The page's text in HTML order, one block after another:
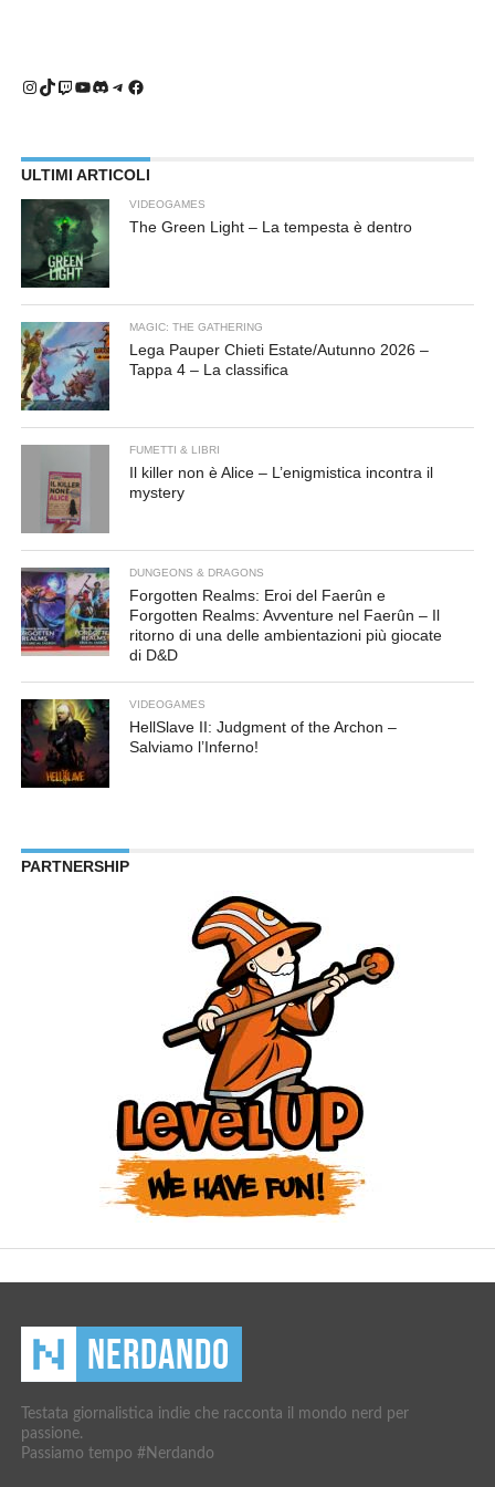
Instagram
TikTok
Twitch
YouTube
Discord
Telegram
Facebook
ULTIMI ARTICOLI
VIDEOGAMES
The Green Light – La tempesta è dentro
MAGIC: THE GATHERING
Lega Pauper Chieti Estate/Autunno 2026 –
Tappa 4 – La classifica
FUMETTI & LIBRI
Il killer non è Alice – L’enigmistica incontra il
mystery
DUNGEONS & DRAGONS
Forgotten Realms: Eroi del Faerûn e
Forgotten Realms: Avventure nel Faerûn – Il
ritorno di una delle ambientazioni più giocate
di D&D
VIDEOGAMES
HellSlave II: Judgment of the Archon –
Salviamo l’Inferno!
PARTNERSHIP
Testata giornalistica indie che racconta il mondo nerd per
passione.
Passiamo tempo #Nerdando